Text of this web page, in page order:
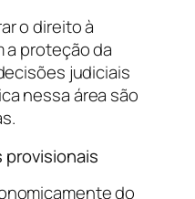
o direito à
a proteção da
judiciais
nessa área são
provisionais
do